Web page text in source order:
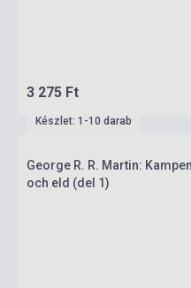
3 275 Ft
Készlet: 1-10 darab
George R. R. Martin:
och eld (del 1)